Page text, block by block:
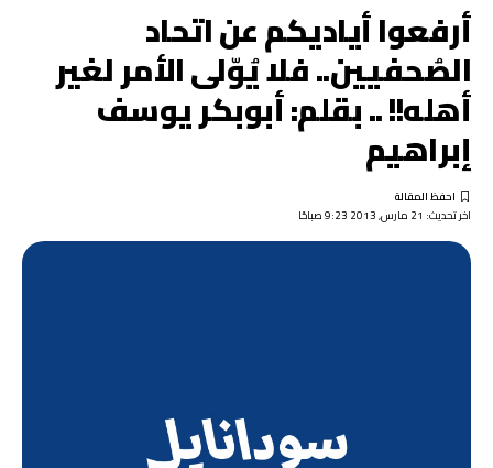
أرفعوا أياديكم عن اتحاد
الصُحفيين.. فلا يُوّلى الأمر لغير
أهله!! .. بقلم: أبوبكر يوسف
إبراهيم
اخر تحديث: 21 مارس, 2013 9:23 صباحًا